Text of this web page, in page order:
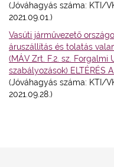
(Jóváhagyás száma: KTI/
2021.09.01.)
Vasúti járművezető
áruszállítás és tolatás
(MÁV Zrt. F.2. sz.
szabályozások) ELTÉRÉS
(Jóváhagyás száma: KTI/
2021.09.28.)